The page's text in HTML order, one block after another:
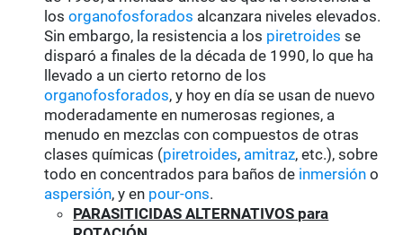
losorganofosforados alcanzara niveles elevados.
Sin embargo, la resistencia a los piretroides se
disparó a finales de la década de 1990, lo que ha
llevado a un cierto retorno de los
organofosforados, y hoy en día se usan de nuevo
moderadamente en numerosas regiones, a
menudo en mezclas con compuestos de otras
clases químicas (piretroides, amitraz, etc.), sobre
todo en concentrados para baños de inmersión o
aspersión, y en pour-ons.
PARASITICIDAS ALTERNATIVOS para